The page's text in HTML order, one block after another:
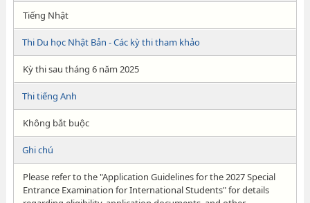
Tiếng Nhật
Thi Du học Nhật Bản - Các kỳ thi tham khảo
Kỳ thi sau tháng 6 năm 2025
Thi tiếng Anh
Không bắt buộc
Ghi chú
Please refer to the "Application Guidelines for the 2027 Special
Entrance Examination for International Students" for details